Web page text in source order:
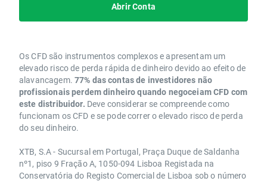
Abrir Conta
Os CFD são instrumentos complexos e apresentam um
elevado risco de perda rápida de dinheiro devido ao efeito de
alavancagem. 77% das contas de investidores não
profissionais perdem dinheiro quando negoceiam CFD com
este distribuidor. Deve considerar se compreende como
funcionam os CFD e se pode correr o elevado risco de perda
do seu dinheiro.
XTB, S.A - Sucursal em Portugal, Praça Duque de Saldanha
nº1, piso 9 Fração A, 1050-094 Lisboa Registada na
Conservatória do Registo Comercial de Lisboa sob o número